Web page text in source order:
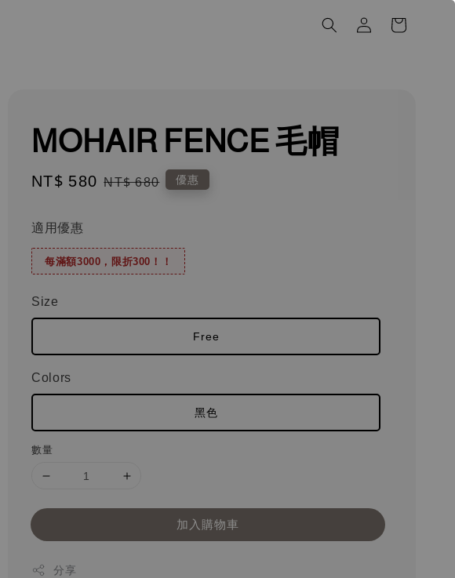
MOHAIR FENCE 毛帽
Sale
NT$ 580 Regular
NT$ 680 優惠
適用優惠
每滿額3000，限折300！！
Size
Free
Colors
黑色
數量
加入購物車
分享